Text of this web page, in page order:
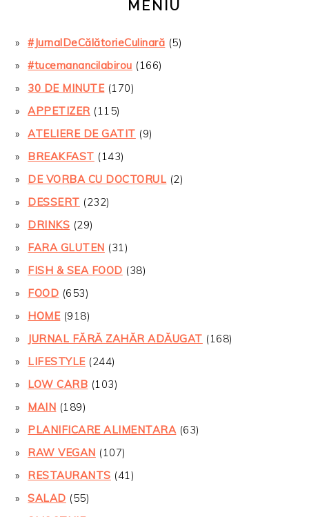
MENIU
#JurnalDeCălătorieCulinară (5)
#tucemanancilabirou (166)
30 DE MINUTE(170)
APPETIZER(115)
ATELIERE DE GATIT (9)
BREAKFAST (143)
DE VORBA CU DOCTORUL (2)
DESSERT (232)
DRINKS (29)
FARA GLUTEN (31)
FISH & SEA FOOD (38)
FOOD (653)
HOME(918)
JURNAL FĂRĂ ZAHĂR ADĂUGAT (168)
LIFESTYLE(244)
LOW CARB (103)
MAIN (189)
PLANIFICARE ALIMENTARA(63)
RAW VEGAN (107)
RESTAURANTS (41)
SALAD (55)